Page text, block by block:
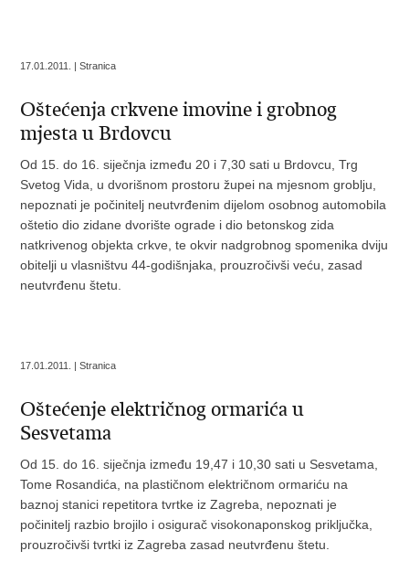
17.01.2011. | Stranica
Oštećenja crkvene imovine i grobnog
mjesta u Brdovcu
Od 15. do 16. siječnja između 20 i 7,30 sati u Brdovcu, Trg
Svetog Vida, u dvorišnom prostoru župei na mjesnom groblju,
nepoznati je počinitelj neutvrđenim dijelom osobnog automobila
oštetio dio zidane dvorište ograde i dio betonskog zida
natkrivenog objekta crkve, te okvir nadgrobnog spomenika dviju
obitelji u vlasništvu 44-godišnjaka, prouzročivši veću, zasad
neutvrđenu štetu.
17.01.2011. | Stranica
Oštećenje električnog ormarića u
Sesvetama
Od 15. do 16. siječnja između 19,47 i 10,30 sati u Sesvetama,
Tome Rosandića, na plastičnom električnom ormariću na
baznoj stanici repetitora tvrtke iz Zagreba, nepoznati je
počinitelj razbio brojilo i osigurač visokonaponskog priključka,
prouzročivši tvrtki iz Zagreba zasad neutvrđenu štetu.